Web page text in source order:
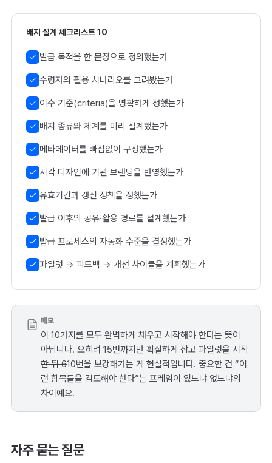
배지 설계 체크리스트 10
발급 목적을 한 문장으로 정의했는가
수령자의 활용 시나리오를 그려봤는가
이수 기준(criteria)을 명확하게 정했는가
배지 종류와 체계를 미리 설계했는가
메타데이터를 빠짐없이 구성했는가
시각 디자인에 기관 브랜딩을 반영했는가
유효기간과 갱신 정책을 정했는가
발급 이후의 공유·활용 경로를 설계했는가
발급 프로세스의 자동화 수준을 결정했는가
파일럿 → 피드백 → 개선 사이클을 계획했는가
메모
이 10가지를 모두 완벽하게 채우고 시작해야 한다는 뜻이
아닙니다. 오히려 15번까지만 확실하게 잡고 파일럿을 시작
한 뒤 610번을 보강해가는 게 현실적입니다. 중요한 건 “이
런 항목들을 검토해야 한다”는 프레임이 있느냐 없느냐의
차이예요.
자주 묻는 질문